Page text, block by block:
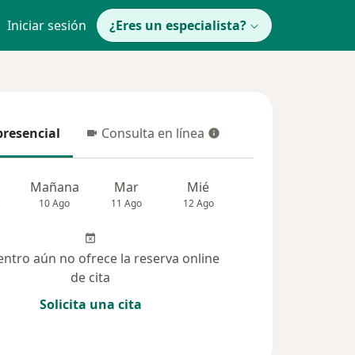
Iniciar sesión ¿Eres un especialista?
Consulta en línea
Consulta en línea
Mañana
10 Ago
Mar
11 Ago
Mié
12 Ago
aún no ofrece la reserva online
de cita
Solicita una cita